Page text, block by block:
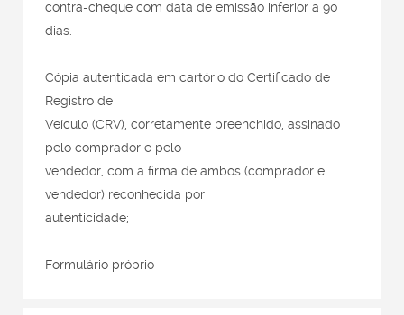
contra-cheque com data de emissão inferior a 90
dias.
Cópia autenticada em cartório do Certificado de
Registro de
Veículo (CRV), corretamente preenchido, assinado
pelo comprador e pelo
vendedor, com a firma de ambos (comprador e
vendedor) reconhecida por
autenticidade;
Formulário próprio